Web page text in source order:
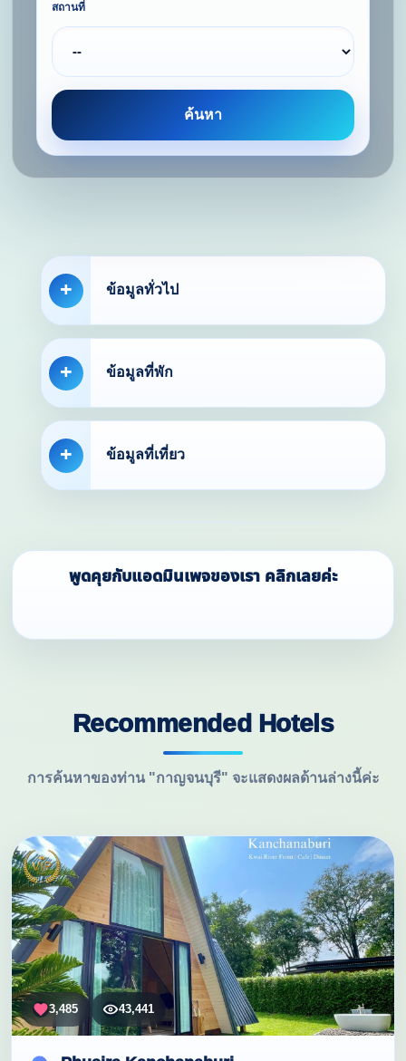
สถานที่
ค้นหา
ข้อมูลทั่วไป
ข้อมูลที่พัก
ข้อมูลที่เที่ยว
พูดคุยกับแอดมินเพจของเรา คลิกเลยค่ะ
Recommended Hotels
การค้นหาของท่าน "กาญจนบุรี" จะแสดงผลด้านล่างนี้ค่ะ
3,485 43,441